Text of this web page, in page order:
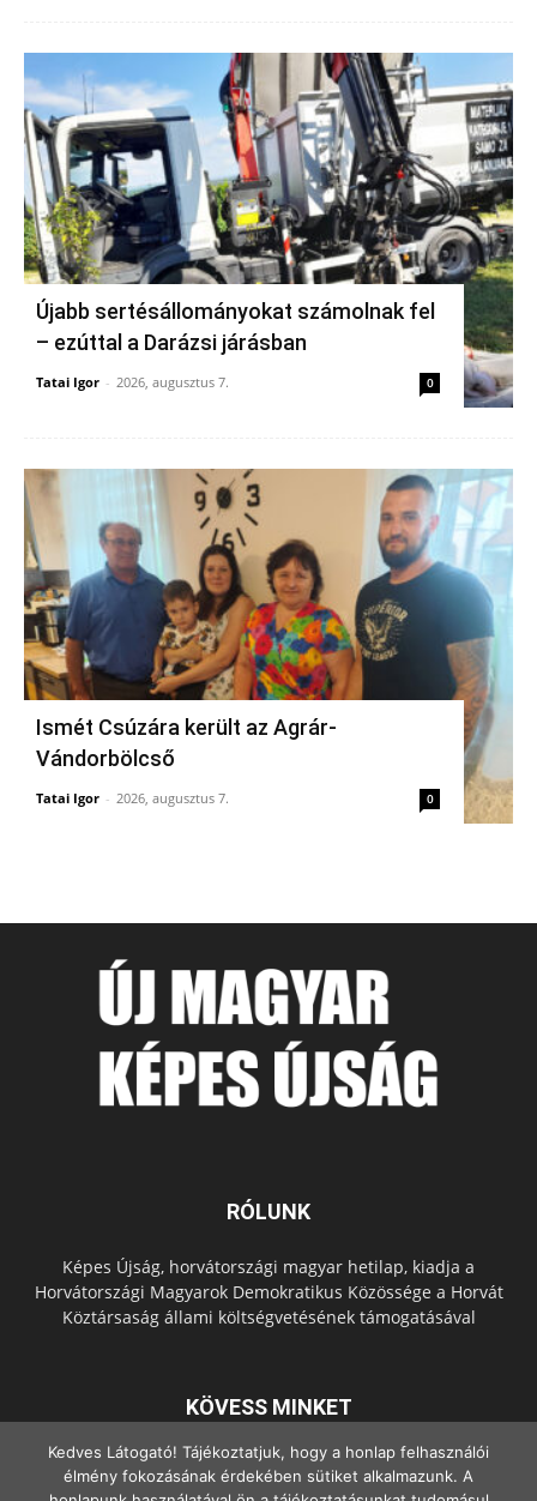
Újabb sertésállományokat számolnak fel
– ezúttal a Darázsi járásban
Tatai Igor - 2026, augusztus 7. 0
Ismét Csúzára került az Agrár-
Vándorbölcső
Tatai Igor - 2026, augusztus 7. 0
RÓLUNK
Képes Újság, horvátországi magyar hetilap, kiadja a
Horvátországi Magyarok Demokratikus Közössége a Horvát
Köztársaság állami költségvetésének támogatásával
KÖVESS MINKET
Kedves Látogató! Tájékoztatjuk, hogy a honlap felhasználói
élmény fokozásának érdekében sütiket alkalmazunk. A